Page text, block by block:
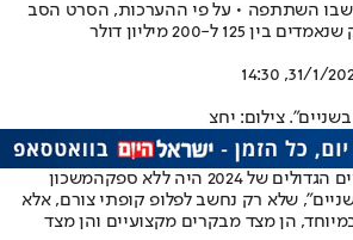
השתתפה • על פי ההערכות, הסרט הסב
ל-200 מיליון דולר
31/1/2025,
צילום: יחצ
של 2024 היה ללא ספק
המשכון
, שלא רק נחשב לפלופ קופתי צורם, אלא
הן מצד מבקרים מקצועיים והן מצד